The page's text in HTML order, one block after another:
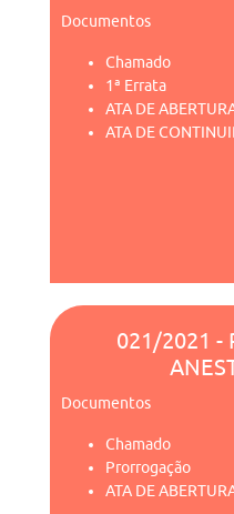
Documentos
Chamado
1ª Errata
ATA DE
ATA DE
021/2021 -
Documentos
Chamado
Prorrogação
ATA DE